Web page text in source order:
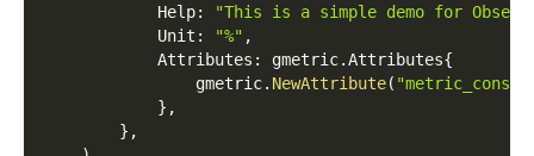
            Help
:
"This is a simple demo for
            Unit
: "%" ,
            Attributes
: gmetric.Attributes{
                gmetric
. NewAttribute(
} ,
} ,